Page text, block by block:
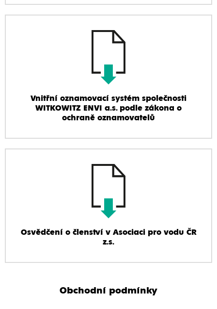
Vnitřní oznamovací systém společnosti
WITKOWITZ ENVI a.s. podle zákona o
ochraně oznamovatelů
Osvědčení o členství v Asociaci pro vodu ČR
z.s.
Obchodní podmínky